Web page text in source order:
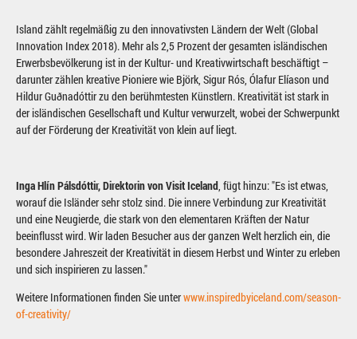
Island zählt regelmäßig zu den innovativsten Ländern der Welt (Global
Innovation Index 2018). Mehr als 2,5 Prozent der gesamten isländischen
Erwerbsbevölkerung ist in der Kultur- und Kreativwirtschaft beschäftigt –
darunter zählen kreative Pioniere wie Björk, Sigur Rós, Ólafur Elíason und
Hildur Guðnadóttir zu den berühmtesten Künstlern. Kreativität ist stark in
der isländischen Gesellschaft und Kultur verwurzelt, wobei der Schwerpunkt
auf der Förderung der Kreativität von klein auf liegt.
Inga Hlín Pálsdóttir, Direktorin von Visit Iceland, fügt hinzu: "Es ist etwas,
worauf die Isländer sehr stolz sind. Die innere Verbindung zur Kreativität
und eine Neugierde, die stark von den elementaren Kräften der Natur
beeinflusst wird. Wir laden Besucher aus der ganzen Welt herzlich ein, die
besondere Jahreszeit der Kreativität in diesem Herbst und Winter zu erleben
und sich inspirieren zu lassen."
Weitere Informationen finden Sie unterwww.inspiredbyiceland.com/season-
of-creativity/